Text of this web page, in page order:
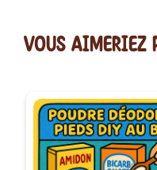
vous AIMERiEZ